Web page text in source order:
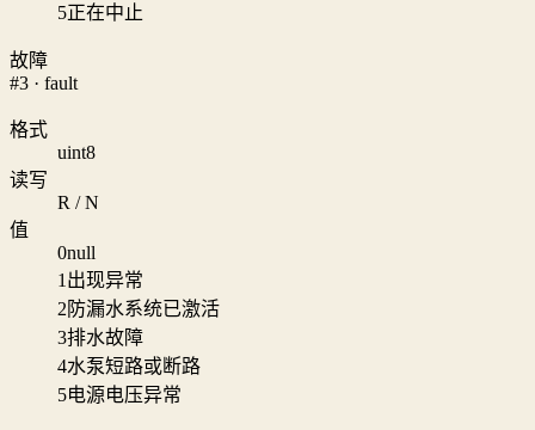
5正在中止
故障
#3 · fault
格式
uint8
读写
R / N
值
0null
1 出现异常
2 防漏水系统已激活
3排水故障
4水泵短路或断路
5电源电压异常